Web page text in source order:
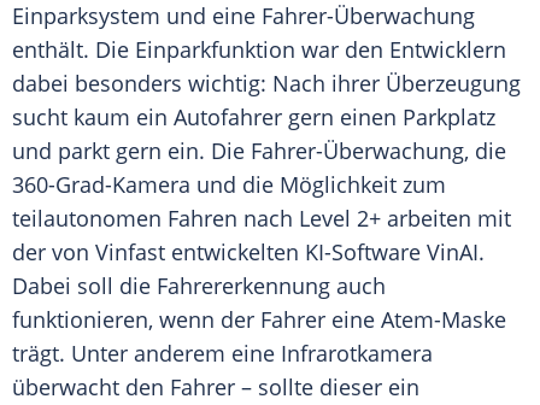
Einparksystem und eine Fahrer-Überwachung
enthält. Die Einparkfunktion war den Entwicklern
dabei besonders wichtig: Nach ihrer Überzeugung
sucht kaum ein Autofahrer gern einen Parkplatz
und parkt gern ein. Die Fahrer-Überwachung, die
360-Grad-Kamera und die Möglichkeit zum
teilautonomen Fahren nach Level 2+ arbeiten mit
der von Vinfast entwickelten KI-Software VinAI.
Dabei soll die Fahrererkennung auch
funktionieren, wenn der Fahrer eine Atem-Maske
trägt. Unter anderem eine Infrarotkamera
überwacht den Fahrer – sollte dieser ein